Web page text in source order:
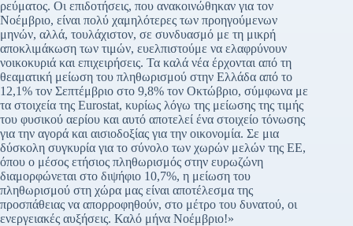
ρεύματος. Οι επιδοτήσεις, που ανακοινώθηκαν για τον
Νοέμβριο, είναι πολύ χαμηλότερες των προηγούμενων
μηνών, αλλά, τουλάχιστον, σε συνδυασμό με τη μικρή
αποκλιμάκωση των τιμών, ευελπιστούμε να ελαφρύνουν
νοικοκυριά και επιχειρήσεις. Τα καλά νέα έρχονται από τη
θεαματική μείωση του πληθωρισμού στην Ελλάδα από το
12,1% τον Σεπτέμβριο στο 9,8% τον Οκτώβριο, σύμφωνα με
τα στοιχεία της Eurostat, κυρίως λόγω της μείωσης της τιμής
του φυσικού αερίου και αυτό αποτελεί ένα στοιχείο τόνωσης
για την αγορά και αισιοδοξίας για την οικονομία. Σε μια
δύσκολη συγκυρία για το σύνολο των χωρών μελών της ΕΕ,
όπου ο μέσος ετήσιος πληθωρισμός στην ευρωζώνη
διαμορφώνεται στο διψήφιο 10,7%, η μείωση του
πληθωρισμού στη χώρα μας είναι αποτέλεσμα της
προσπάθειας να απορροφηθούν, στο μέτρο του δυνατού, οι
ενεργειακές αυξήσεις. Καλό μήνα Νοέμβριο!»